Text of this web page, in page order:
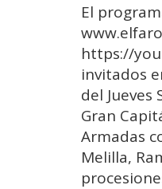
El
https://
invitados
del
Gran
Armadas
Melilla,